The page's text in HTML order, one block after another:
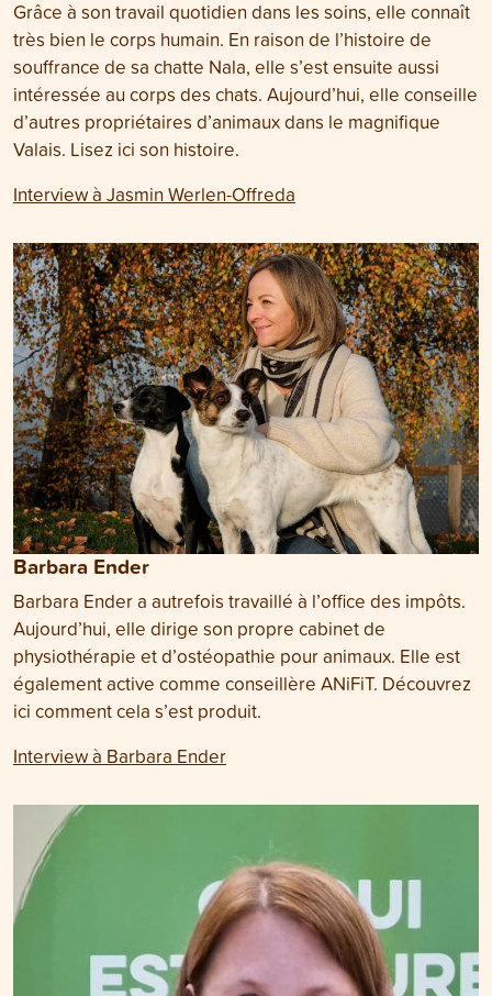
Grâce à son travail quotidien dans les soins, elle connaît
très bien le corps humain. En raison de l’histoire de
souffrance de sa chatte Nala, elle s’est ensuite aussi
intéressée au corps des chats. Aujourd’hui, elle conseille
d’autres propriétaires d’animaux dans le magnifique
Valais. Lisez ici son histoire.
Interview à Jasmin Werlen-Offreda
Barbara Ender
Barbara Ender a autrefois travaillé à l’office des impôts.
Aujourd’hui, elle dirige son propre cabinet de
physiothérapie et d’ostéopathie pour animaux. Elle est
également active comme conseillère ANiFiT. Découvrez
ici comment cela s’est produit.
Interview à Barbara Ender